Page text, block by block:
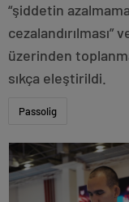
“şiddetin
üzerinden
sıkça eleştirildi.
Passolig